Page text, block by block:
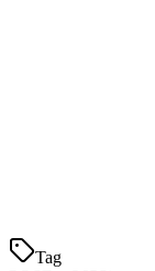
Tag